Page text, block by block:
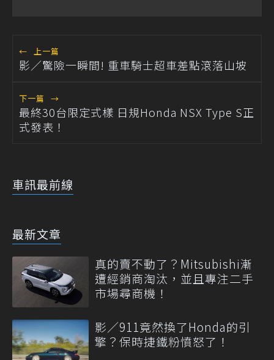
← 上一篇
影／驚險一瞬間! 重車騎士超車差點滾落山坡
下一篇 →
最終30台限定式樣 日規Honda NSX Type S正
式發表！
車訊最前線
最新文章
真的賣不動了？Mitsubishi漸
遭經銷商淘汰，並且專注二手
市場尋商機！
影／911竟然換了Honda的引
擎？保時捷鐵粉憤怒了！